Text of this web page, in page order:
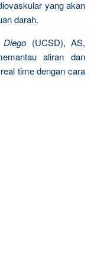
yang akan
darah.
(UCSD), AS,
aliran dan
time dengan cara